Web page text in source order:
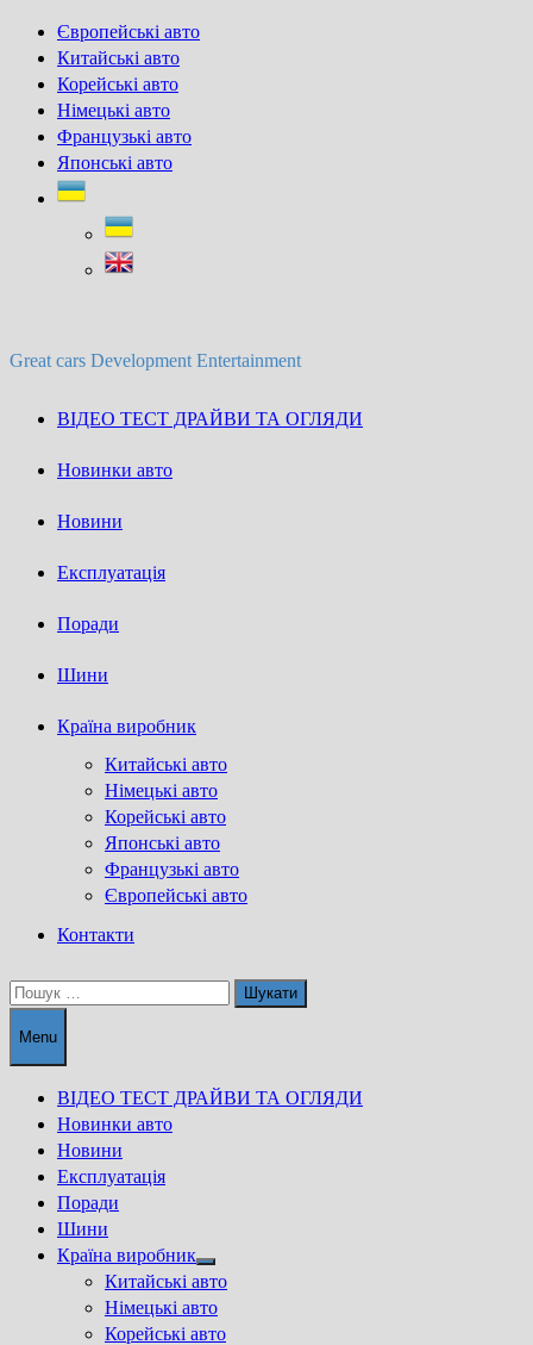
Skip
content
Європейські авто
Китайські авто
Корейські авто
Німецькі авто
Французькі авто
Японські авто
Great cars Development Entertainment
ВІДЕО ТЕСТ ДРАЙВИ ТА ОГЛЯДИ
Новинки авто
Новини
Експлуатація
Поради
Шини
Країна виробник
Китайські авто
Німецькі авто
Корейські авто
Японські авто
Французькі авто
Європейські авто
Контакти
Пошук:
Menu
ВІДЕО ТЕСТ ДРАЙВИ ТА ОГЛЯДИ
Новинки авто
Новини
Експлуатація
Поради
Шини
Країна виробник
Show
sub
menu
Китайські авто
Німецькі авто
Корейські авто